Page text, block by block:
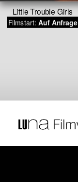
Little Trouble Girls
Filmstart:Auf Anfrage